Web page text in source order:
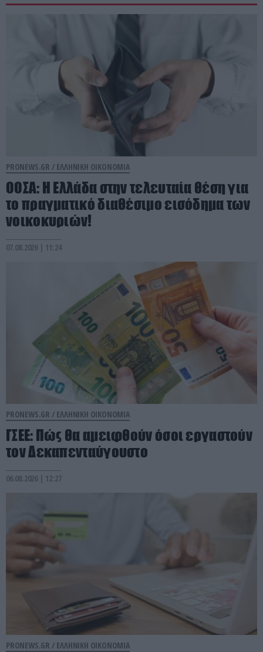
PRONEWS.GR / ΕΛΛΗΝΙΚΗ ΟΙΚΟΝΟΜΙΑ
ΟΟΣΑ: Η Ελλάδα στην τελευταία θέση για
το πραγματικό διαθέσιμο εισόδημα των
νοικοκυριών!
07.08.2026 | 11:24
PRONEWS.GR / ΕΛΛΗΝΙΚΗ ΟΙΚΟΝΟΜΙΑ
ΓΣΕΕ: Πώς θα αμειφθούν όσοι εργαστούν
τον Δεκαπενταύγουστο
06.08.2026 | 12:27
PRONEWS.GR / ΕΛΛΗΝΙΚΗ ΟΙΚΟΝΟΜΙΑ